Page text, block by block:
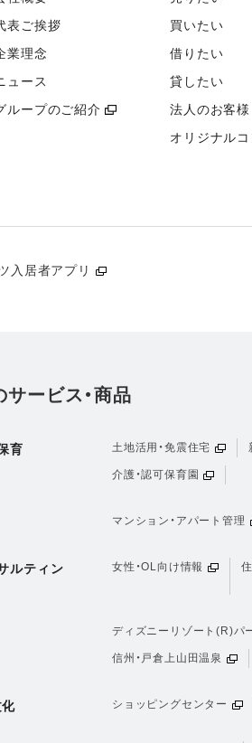
表ご挨拶
業理念
ュース
ループのご紹介
買いたい
借りたい
貸したい
法人のお客様
オリジナル
入居者アプリ
ービス・商品
育 土地活用・免震住宅
介護・認可保育園
マンション・アパート管理
ルティン
女性・OL向け情報
ディズニーリゾート(R)パ
信州・戸倉上山田温泉
化 ショッピングセンター